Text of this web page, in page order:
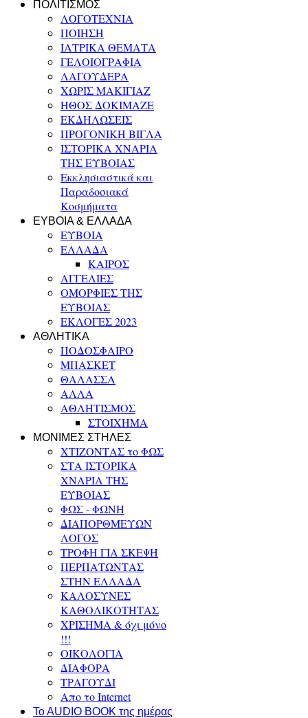
ΠΟΛΙΤΙΣΜΟΣ
ΛΟΓΟΤΕΧΝΙΑ
ΠΟΙΗΣΗ
ΙΑΤΡΙΚΑ ΘΕΜΑΤΑ
ΓΕΛΟΙΟΓΡΑΦΙΑ
ΛΑΓΟΥΔΕΡΑ
ΧΩΡΙΣ ΜΑΚΙΓΙΑΖ
ΗΘΟΣ ΔΟΚΙΜΑΖΕ
ΕΚΔΗΛΩΣΕΙΣ
ΠΡΟΓΟΝΙΚΗ ΒΙΓΛΑ
ΙΣΤΟΡΙΚΑ ΧΝΑΡΙΑ
ΤΗΣ ΕΥΒΟΙΑΣ
Εκκλησιαστικά και
Παραδοσιακά
Κοσμήματα
ΕΥΒΟΙΑ & ΕΛΛΑΔΑ
ΕΥΒΟΙΑ
ΕΛΛΑΔΑ
ΚΑΙΡΟΣ
ΑΓΓΕΛΙΕΣ
ΟΜΟΡΦΙΕΣ ΤΗΣ
ΕΥΒΟΙΑΣ
ΕΚΛΟΓΕΣ 2023
ΑΘΛΗΤΙΚΑ
ΠΟΔΟΣΦΑΙΡΟ
ΜΠΑΣΚΕΤ
ΘΑΛΑΣΣΑ
ΑΛΛΑ
ΑΘΛΗΤΙΣΜΟΣ
ΣΤΟΙΧΗΜΑ
ΜΟΝΙΜΕΣ ΣΤΗΛΕΣ
ΧΤΙΖΟΝΤΑΣ το ΦΩΣ
ΣΤΑ ΙΣΤΟΡΙΚΑ
ΧΝΑΡΙΑ ΤΗΣ
ΕΥΒΟΙΑΣ
ΦΩΣ - ΦΩΝΗ
ΔΙΑΠΟΡΘΜΕΥΩΝ
ΛΟΓΟΣ
ΤΡΟΦΗ ΓΙΑ ΣΚΕΨΗ
ΠΕΡΠΑΤΩΝΤΑΣ
ΣΤΗΝ ΕΛΛΑΔΑ
ΚΑΛΟΣΥΝΕΣ
ΚΑΘΟΛΙΚΟΤΗΤΑΣ
ΧΡΙΣΗΜΑ & όχι μόνο
!!!
ΟΙΚΟΛΟΓΙΑ
ΔΙΑΦΟΡΑ
ΤΡΑΓΟΥΔΙ
Απο το Internet
To AUDIO BOOK της ημέρας